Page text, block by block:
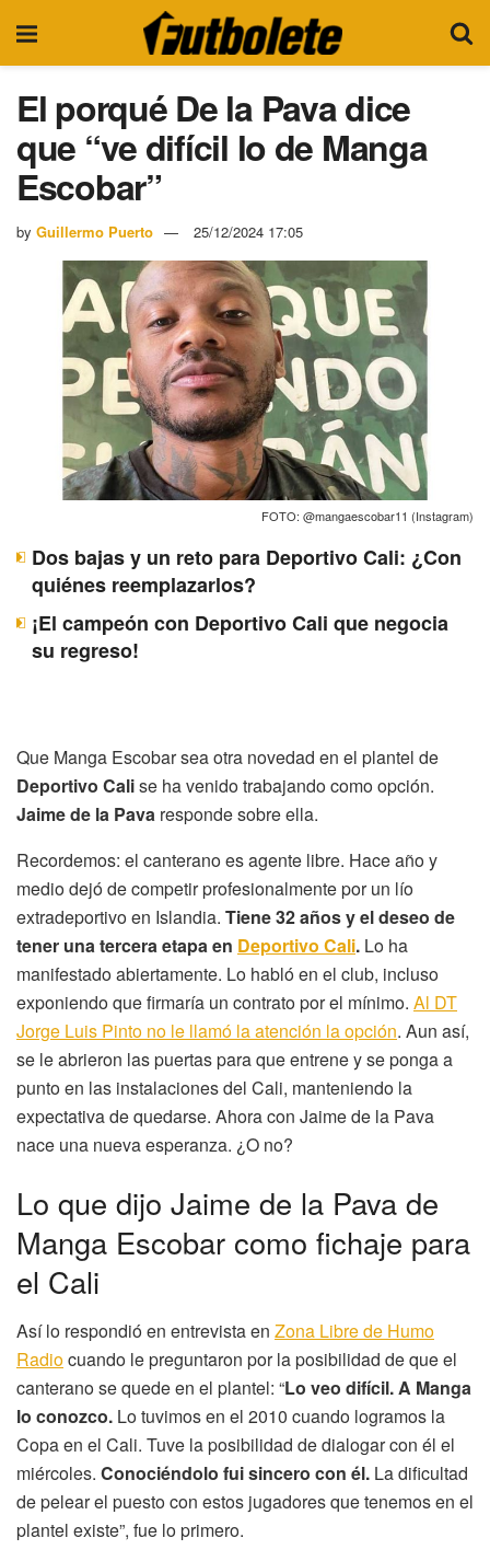
El porqué De la Pava dice
que “ve difícil lo de Manga
Escobar”
by Guillermo Puerto 25/12/2024 17:05
FOTO: @mangaescobar11 (Instagram)
Dos bajas y un reto para Deportivo Cali: ¿Con
quiénes reemplazarlos?
¡El campeón con Deportivo Cali que negocia
su regreso!
Que Manga Escobar sea otra novedad en el plantel de
Deportivo Calise ha venido trabajando como opción.
Jaime de la Pava responde sobre ella.
Recordemos: el canterano es agente libre. Hace año y
medio dejó de competir profesionalmente por un lío
extradeportivo en Islandia. Tiene 32 años y el deseo de
tener una tercera etapa en Deportivo Cali. Lo ha
manifestado abiertamente. Lo habló en el club, incluso
exponiendo que firmaría un contrato por el mínimo. Al DT
Jorge Luis Pinto no le llamó la atención la opción. Aun así,
se le abrieron las puertas para que entrene y se ponga a
punto en las instalaciones del Cali, manteniendo la
expectativa de quedarse. Ahora con Jaime de la Pava
nace una nueva esperanza. ¿O no?
Lo que dijo Jaime de la Pava de
Manga Escobar como fichaje para
el Cali
Así lo respondió en entrevista en Zona Libre de Humo
Radiocuando le preguntaron por la posibilidad de que el
canterano se quede en el plantel: “Lo veo difícil. A Manga
lo conozco. Lo tuvimos en el 2010 cuando logramos la
Copa en el Cali. Tuve la posibilidad de dialogar con él el
miércoles. Conociéndolo fui sincero con él. La dificultad
de pelear el puesto con estos jugadores que tenemos en el
plantel existe”, fue lo primero.